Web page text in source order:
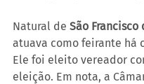
Natural de São Francisco
atuava como feirante há
Ele foi eleito vereador
eleição. Em nota, a